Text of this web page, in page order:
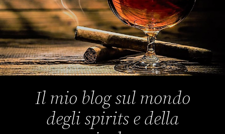
Il mio blog sul mondo
degli spirits e della